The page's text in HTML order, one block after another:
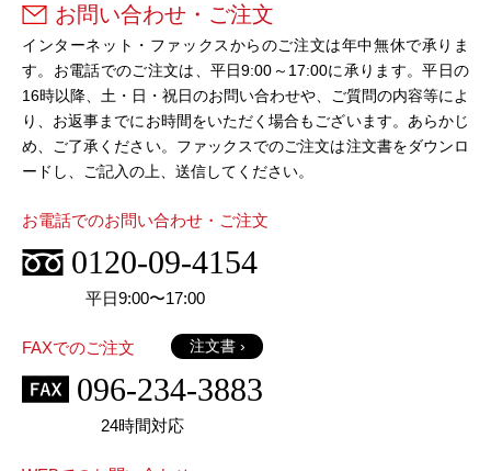
お問い合わせ・ご注文
インターネット・ファックスからのご注文は年中無休で承りま
す。お電話でのご注文は、平日9:00～17:00に承ります。平日の
16時以降、土・日・祝日のお問い合わせや、ご質問の内容等によ
り、お返事までにお時間をいただく場合もございます。あらかじ
め、ご了承ください。ファックスでのご注文は注文書をダウンロ
ードし、ご記入の上、送信してください。
お電話でのお問い合わせ・ご注文
0120-09-4154
平日9:00〜17:00
FAXでのご注文 注文書 ›
096-234-3883
24時間対応